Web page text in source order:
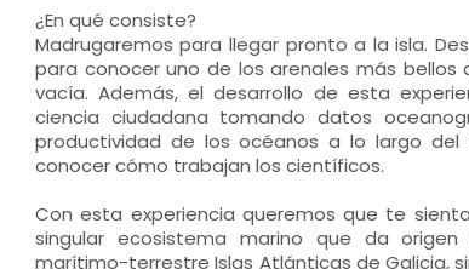
¿En qué consiste?
Madrugaremos para llegar pronto a la isla.
para conocer uno de los arenales más
vacía. Además, el desarrollo de esta
ciencia ciudadana tomando datos
productividad de los océanos a lo largo
conocer cómo trabajan los científicos.
Con esta experiencia queremos que te
singular ecosistema marino que da
marítimo-terrestre Islas Atlánticas de Galicia,